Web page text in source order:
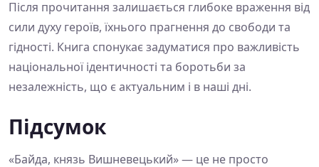
Після прочитання залишається глибоке враження від
сили духу героїв, їхнього прагнення до свободи та
гідності. Книга спонукає задуматися про важливість
національної ідентичності та боротьби за
незалежність, що є актуальним і в наші дні.
Підсумок
«Байда, князь Вишневецький» — це не просто